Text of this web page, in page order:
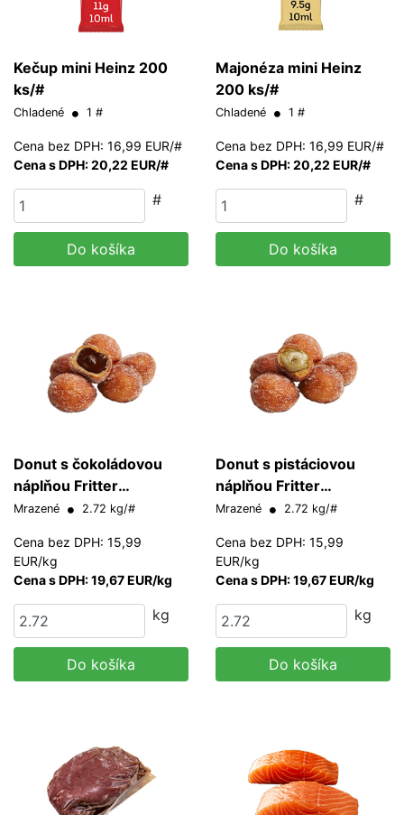
Kečup mini Heinz 200
ks/#
Chladené 1 #
Cena bez DPH: 16,99 EUR/#
Cena s DPH: 20,22 EUR/#
#
Do košíka
Majonéza mini Heinz
200 ks/#
Chladené 1 #
Cena bez DPH: 16,99 EUR/#
Cena s DPH: 20,22 EUR/#
#
Do košíka
Donut s čokoládovou
náplňou Fritter
Europastry 20 g/ks
Mrazené 2.72 kg/#
Cena bez DPH: 15,99
EUR/kg
Cena s DPH: 19,67 EUR/kg
kg
Do košíka
Donut s pistáciovou
náplňou Fritter
Europastry 20 g/ks
Mrazené 2.72 kg/#
Cena bez DPH: 15,99
EUR/kg
Cena s DPH: 19,67 EUR/kg
kg
Do košíka